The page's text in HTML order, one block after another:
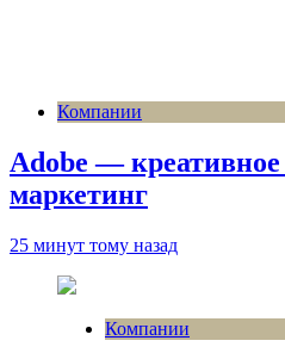
Компании
Adobe —
маркетинг
25 минут тому назад
Компании